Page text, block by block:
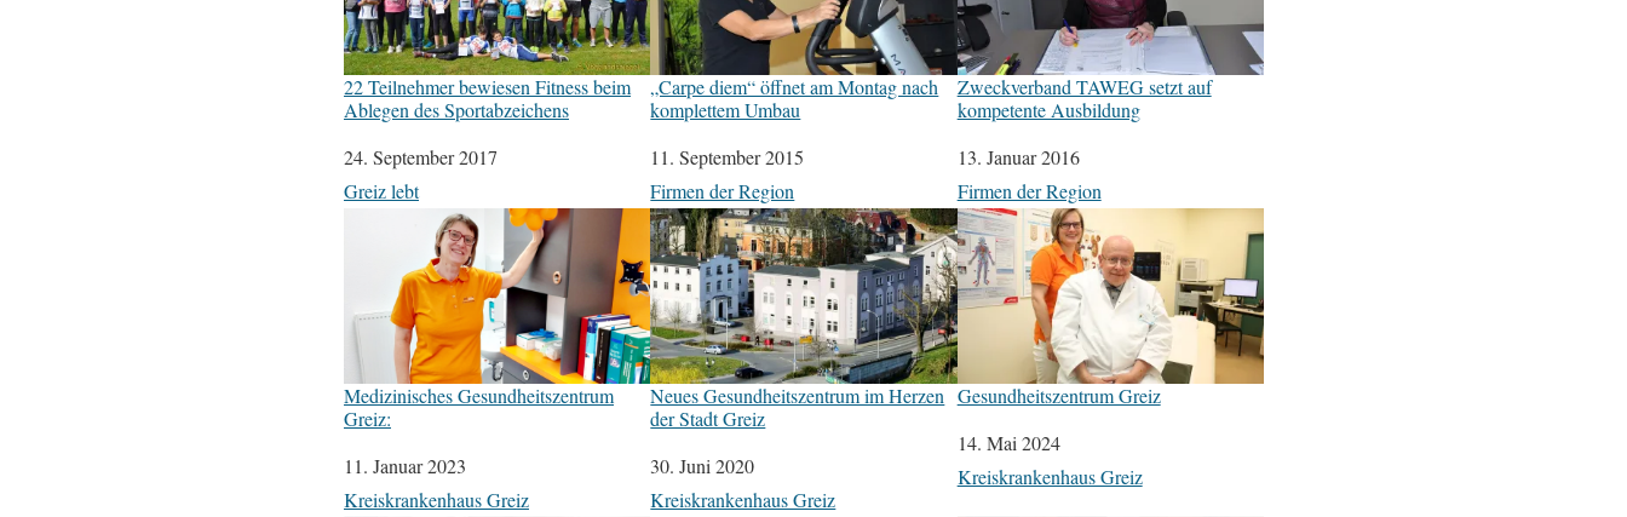
22 Teilnehmer bewiesen Fitness beim
Ablegen des Sportabzeichens
Datum
24. September 2017
In Bezug auf
Greiz lebt
„Carpe diem“ öffnet am Montag nach
komplettem Umbau
Datum
11. September 2015
In Bezug auf
Firmen der Region
Zweckverband TAWEG setzt auf
kompetente Ausbildung
Datum
13. Januar 2016
In Bezug auf
Firmen der Region
Medizinisches Gesundheitszentrum
Greiz:
Datum
11. Januar 2023
In Bezug auf
Kreiskrankenhaus Greiz
Neues Gesundheitszentrum im Herzen
der Stadt Greiz
Datum
30. Juni 2020
In Bezug auf
Kreiskrankenhaus Greiz
Gesundheitszentrum Greiz
Datum
14. Mai 2024
In Bezug auf
Kreiskrankenhaus Greiz